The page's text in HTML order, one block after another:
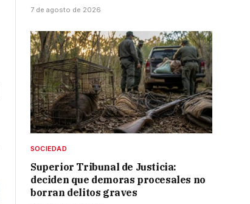
7 de agosto de 2026
SOCIEDAD
Superior Tribunal de Justicia:
deciden que demoras procesales no
borran delitos graves